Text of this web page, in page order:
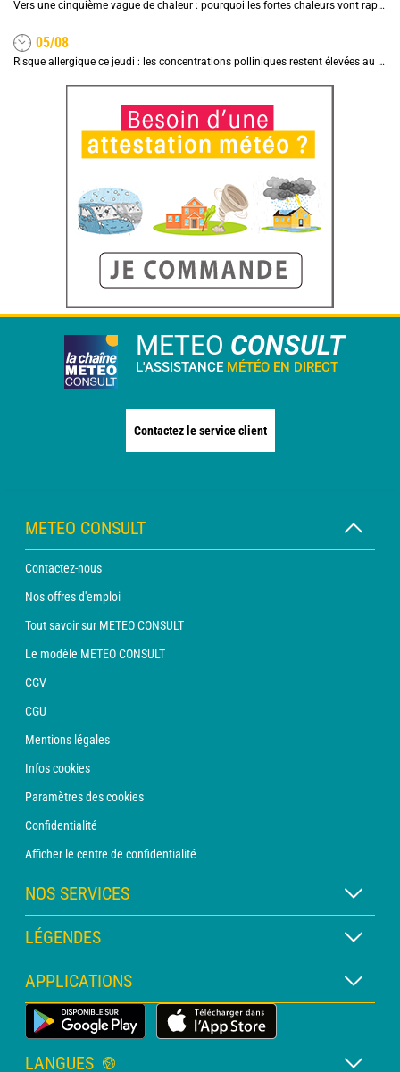
Vers une cinquième vague de chaleur : pourquoi les fortes chaleurs vont rapidement revenir en France
05/08
Risque allergique ce jeudi : les concentrations polliniques restent élevées au nord
METEO CONSULT
L'ASSISTANCE MÉTÉO EN DIRECT
Contactez le service client
METEO CONSULT
Contactez-nous
Nos offres d'emploi
Tout savoir sur METEO CONSULT
Le modèle METEO CONSULT
CGV
CGU
Mentions légales
Infos cookies
Paramètres des cookies
Confidentialité
Afficher le centre de confidentialité
NOS SERVICES
Abonnement METEO Xpert
Abonnement METEO PRO
Consultation avec un prévisionniste
Bulletin PRO
LÉGENDES
Légende des cartes
Légende des pictogrammes
Glossaire
APPLICATIONS
Application Météo Terrestre
LANGUES